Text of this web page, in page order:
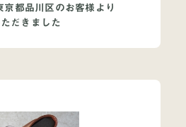
京都品川区のお客様より
だきました